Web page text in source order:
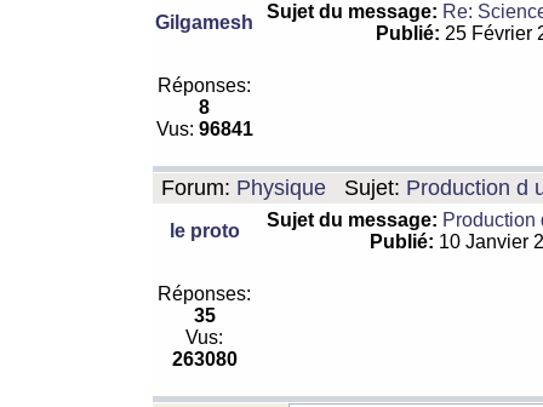
Gilgamesh
Sujet du message: Re:
Publié: 25 Février
Réponses:
8
Vus: 96841
Forum: Physique Sujet: Production d
le proto
Sujet du message: Production
Publié: 10 Janvier
Réponses:
35
Vus:
263080